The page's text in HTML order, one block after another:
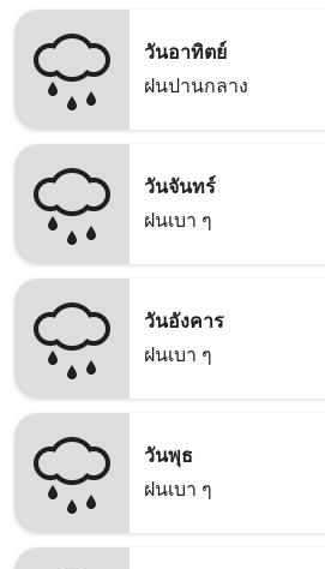
วันอาทิตย์
ฝนปานกลาง
วันจันทร์
ฝนเบา ๆ
วันอังคาร
ฝนเบา ๆ
วันพุธ
ฝนเบา ๆ